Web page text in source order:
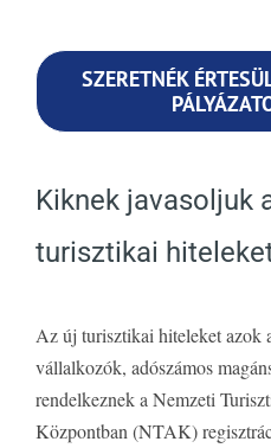
SZERETNÉK
Kiknek javasoljuk
turisztikai
Az új turisztikai hiteleket azok
vállalkozók, adószámos
rendelkeznek a Nemzeti
Központban (NTAK)